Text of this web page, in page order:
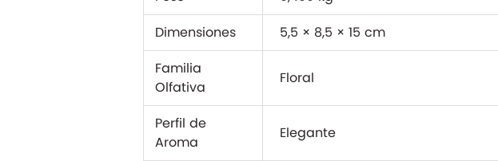
Dimensiones
5,5 × 8,5 × 15 cm
Familia
Olfativa
Floral
Perfil de
Aroma
Elegante